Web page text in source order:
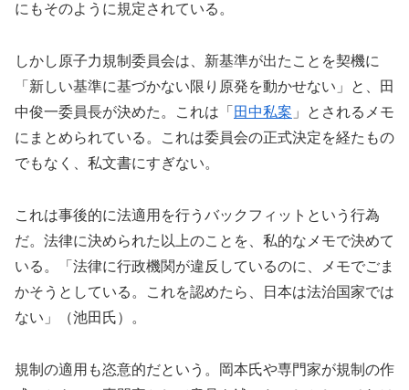
にもそのように規定されている。
しかし原子力規制委員会は、新基準が出たことを契機に
「新しい基準に基づかない限り原発を動かせない」と、田
中俊一委員長が決めた。これは「 田中私案 」とされるメモ
にまとめられている。これは委員会の正式決定を経たもの
でもなく、私文書にすぎない。
これは事後的に法適用を行うバックフィットという行為
だ。法律に決められた以上のことを、私的なメモで決めて
いる。「法律に行政機関が違反しているのに、メモでごま
かそうとしている。これを認めたら、日本は法治国家では
ない」（池田氏）。
規制の適用も恣意的だという。岡本氏や専門家が規制の作